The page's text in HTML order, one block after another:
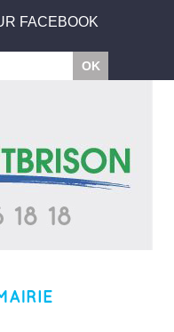
FACEBOOK